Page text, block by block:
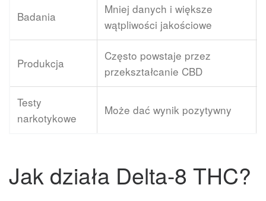
Badania
Mniej danych i większe
wątpliwości jakościowe
Produkcja
Często powstaje przez
przekształcanie CBD
Testy
narkotykowe
Może dać wynik pozytywny
Jak działa Delta-8 THC?